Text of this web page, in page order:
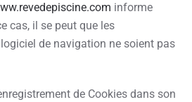
informe
cas, il se peut que les
de navigation ne soient pas
de Cookies dans son